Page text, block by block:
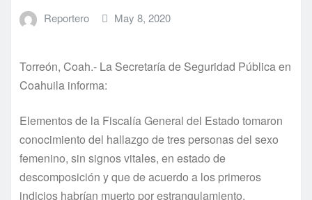
Reportero May 8, 2020
Torreón, Coah.- La Secretaría de Seguridad Pública en
Coahuila informa:
Elementos de la Fiscalía General del Estado tomaron
conocimiento del hallazgo de tres personas del sexo
femenino, sin signos vitales, en estado de
descomposición y que de acuerdo a los primeros
indicios habrían muerto por estrangulamiento.